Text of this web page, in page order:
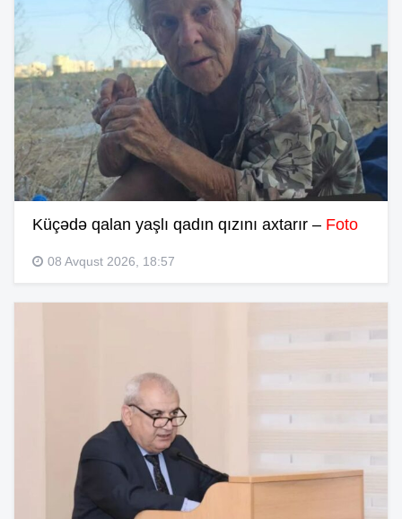
Küçədə qalan yaşlı qadın qızını axtarır – Foto
08 Avqust 2026, 18:57